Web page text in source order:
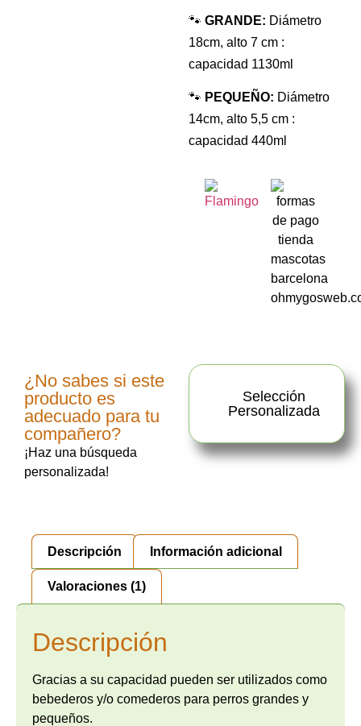
🐾 GRANDE: Diámetro
18cm, alto 7 cm :
capacidad 1130ml
🐾 PEQUEÑO: Diámetro
14cm, alto 5,5 cm :
capacidad 440ml
¿No sabes si este
producto es
adecuado para tu
compañero?
¡Haz una búsqueda
personalizada!
Selección
Personalizada
Descripción Información adicional
Valoraciones (1)
Descripción
Gracias a su capacidad pueden ser utilizados como
bebederos y/o comederos para perros grandes y
pequeños.